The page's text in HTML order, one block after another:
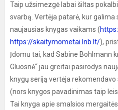
Taip užsimezgė labai šiltas
svarbą. Vertėja patarė, kur
naujausias knygas vaikams (
https://skaitymometai.lnb.lt/),
Įdomu tai, kad Sabine Bohlmann
Gluosnė“ jau greitai pasirodys
knygų seriją vertėja
(nors knygos pavadinimas taip
Tai knyga apie smalsios